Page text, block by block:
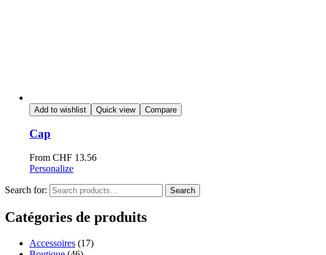
Add to wishlist Quick view Compare
Cap
From CHF 13.56
Personalize
Search for: Search
Catégories de produits
Accessoires (17)